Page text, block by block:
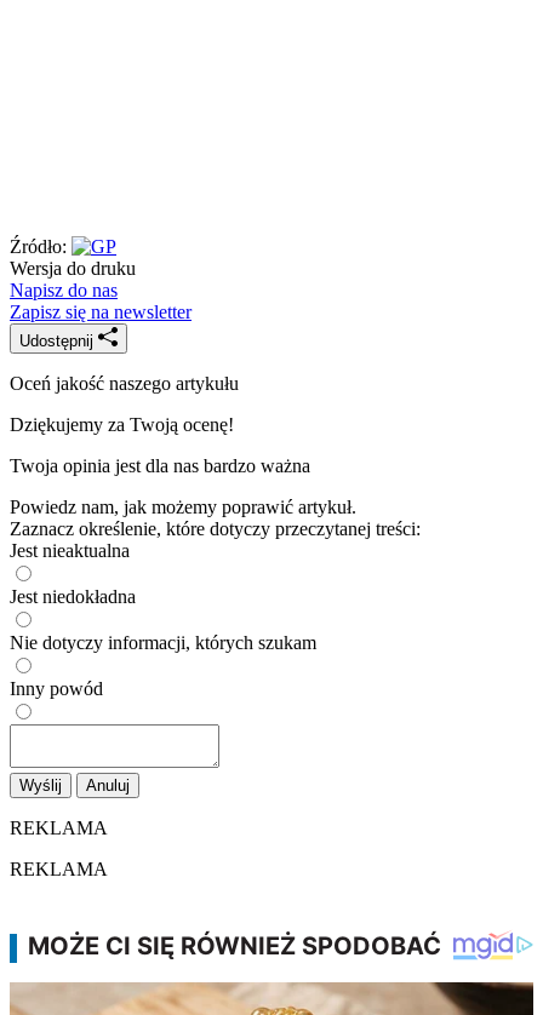
Źródło:
Wersja do druku
Napisz do nas
Zapisz się na newsletter
Udostępnij
Oceń jakość naszego artykułu
Dziękujemy za Twoją ocenę!
Twoja opinia jest dla nas bardzo ważna
Powiedz nam, jak możemy poprawić artykuł.
Zaznacz określenie, które dotyczy przeczytanej treści:
Jest nieaktualna
Jest niedokładna
Nie dotyczy informacji, których szukam
Inny powód
Wyślij Anuluj
REKLAMA
REKLAMA